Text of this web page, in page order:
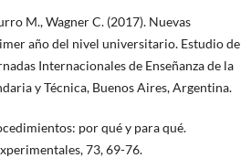
M., Wagner C. (2017). Nuevas
año del nivel universitario. Estudio de
Internacionales de Enseñanza de la
y Técnica, Buenos Aires, Argentina.
por qué y para qué.
73, 69-76.